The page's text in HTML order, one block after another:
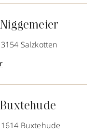
Salzkotten
Buxtehude